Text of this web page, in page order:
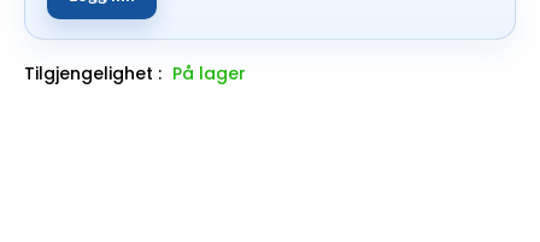
Tilgjengelighet : På lager